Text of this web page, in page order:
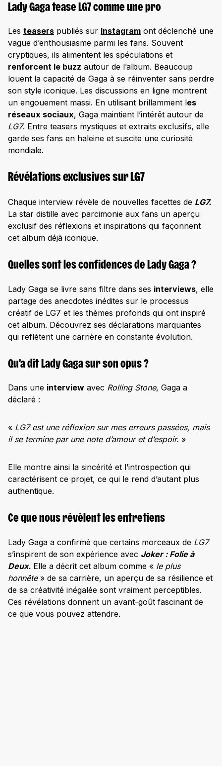
Lady Gaga tease LG7 comme une pro
Les teasers publiés sur Instagram ont déclenché une
vague d’enthousiasme parmi les fans. Souvent
cryptiques, ils alimentent les spéculations et
renforcent le buzz autour de l’album. Beaucoup
louent la capacité de Gaga à se réinventer sans perdre
son style iconique. Les discussions en ligne montrent
un engouement massi. En utilisant brillamment les
réseaux sociaux, Gaga maintient l’intérêt autour de
LG7. Entre teasers mystiques et extraits exclusifs, elle
garde ses fans en haleine et suscite une curiosité
mondiale.
Révélations exclusives sur LG7
Chaque interview révèle de nouvelles facettes de LG7.
La star distille avec parcimonie aux fans un aperçu
exclusif des réflexions et inspirations qui façonnent
cet album déjà iconique.
Quelles sont les confidences de Lady Gaga ?
Lady Gaga se livre sans filtre dans ses interviews, elle
partage des anecdotes inédites sur le processus
créatif de LG7 et les thèmes profonds qui ont inspiré
cet album. Découvrez ses déclarations marquantes
qui reflètent une carrière en constante évolution.
Qu’a dit Lady Gaga sur son opus ?
Dans une interview avec Rolling Stone, Gaga a
déclaré :
« LG7 est une réflexion sur mes erreurs passées, mais
il se termine par une note d’amour et d’espoir. »
Elle montre ainsi la sincérité et l’introspection qui
caractérisent ce projet, ce qui le rend d’autant plus
authentique.
Ce que nous révèlent les entretiens
Lady Gaga a confirmé que certains morceaux de LG7
s’inspirent de son expérience avec Joker : Folie à
Deux. Elle a décrit cet album comme « le plus
honnête» de sa carrière, un aperçu de sa résilience et
de sa créativité inégalée sont vraiment perceptibles.
Ces révélations donnent un avant-goût fascinant de
ce que vous pouvez attendre.